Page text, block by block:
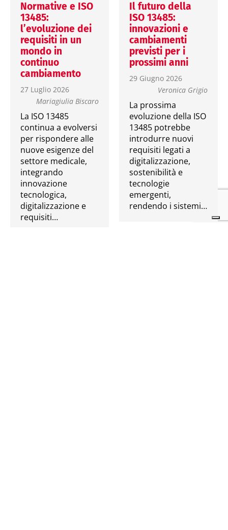
Normative e ISO
13485:
l’evoluzione dei
requisiti in un
mondo in
continuo
cambiamento
27 Luglio 2026
Mariagiulia Biscaro
La ISO 13485
continua a evolversi
per rispondere alle
nuove esigenze del
settore medicale,
integrando
innovazione
tecnologica,
digitalizzazione e
requisiti…
Il futuro della
ISO 13485:
innovazioni e
cambiamenti
previsti per i
prossimi anni
29 Giugno 2026
Veronica Grigio
La prossima
evoluzione della ISO
13485 potrebbe
introdurre nuovi
requisiti legati a
digitalizzazione,
sostenibilità e
tecnologie
emergenti,
rendendo i sistemi…